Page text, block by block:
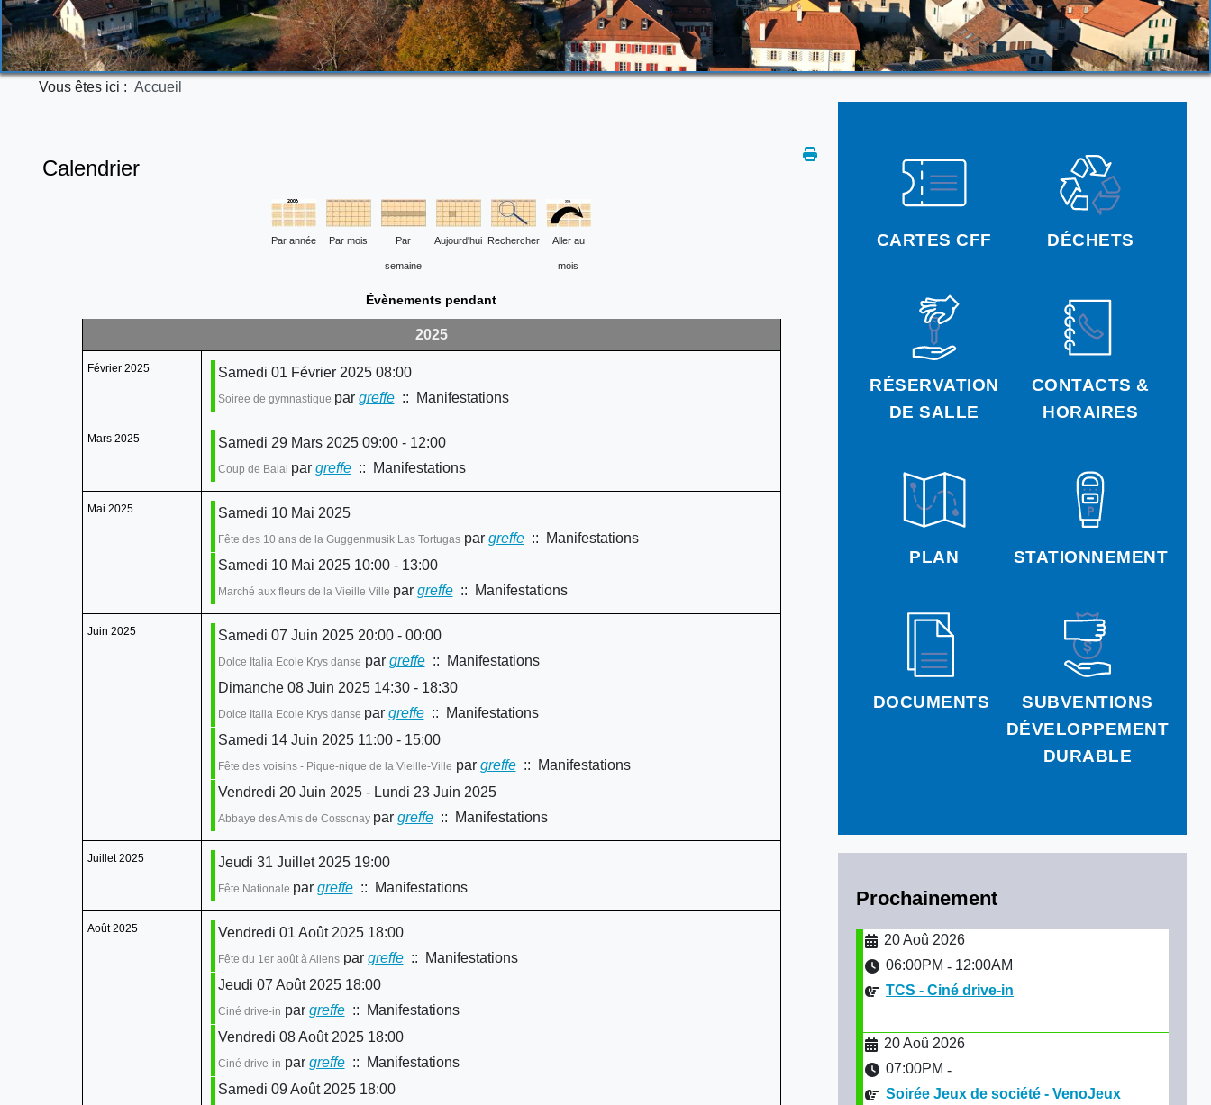
Vous êtes ici : Accueil
CARTES CFF DÉCHETS
RÉSERVATION
DE SALLE
CONTACTS &
HORAIRES
PLAN STATIONNEMENT
DOCUMENTS
SUBVENTIONS
DÉVELOPPEMENT
DURABLE
Prochainement
20 Aoû 2026
06:00PM - 12:00AM
TCS - Ciné drive-in
20 Aoû 2026
07:00PM -
Soirée Jeux de société - VenoJeux
Calendrier
Par année Par mois Par
semaine
Aujourd'hui Rechercher Aller au
mois
Évènements pendant
2025
Février 2025 Samedi 01 Février 2025 08:00
Soirée de gymnastique par greffe:: Manifestations
Mars 2025 Samedi 29 Mars 2025 09:00 - 12:00
Coup de Balai par greffe:: Manifestations
Mai 2025 Samedi 10 Mai 2025
Fête des 10 ans de la Guggenmusik Las Tortugaspar greffe:: Manifestations
Samedi 10 Mai 2025 10:00 - 13:00
Marché aux fleurs de la Vieille Ville par greffe:: Manifestations
Juin 2025 Samedi 07 Juin 2025 20:00 - 00:00
Dolce Italia Ecole Krys danse par greffe:: Manifestations
Dimanche 08 Juin 2025 14:30 - 18:30
Dolce Italia Ecole Krys danse par greffe:: Manifestations
Samedi 14 Juin 2025 11:00 - 15:00
Fête des voisins - Pique-nique de la Vieille-Ville par greffe:: Manifestations
Vendredi 20 Juin 2025 - Lundi 23 Juin 2025
Abbaye des Amis de Cossonay par greffe:: Manifestations
Juillet 2025 Jeudi 31 Juillet 2025 19:00
Fête Nationale par greffe:: Manifestations
Août 2025 Vendredi 01 Août 2025 18:00
Fête du 1er août à Allenspar greffe:: Manifestations
Jeudi 07 Août 2025 18:00
Ciné drive-in par greffe:: Manifestations
Vendredi 08 Août 2025 18:00
Ciné drive-in par greffe:: Manifestations
Samedi 09 Août 2025 18:00